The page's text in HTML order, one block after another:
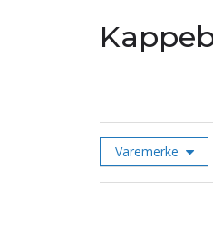
Varemerke